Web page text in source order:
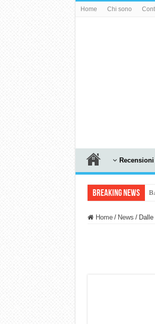
Home Chi sono
Recensioni
Breaking News
Home / News /